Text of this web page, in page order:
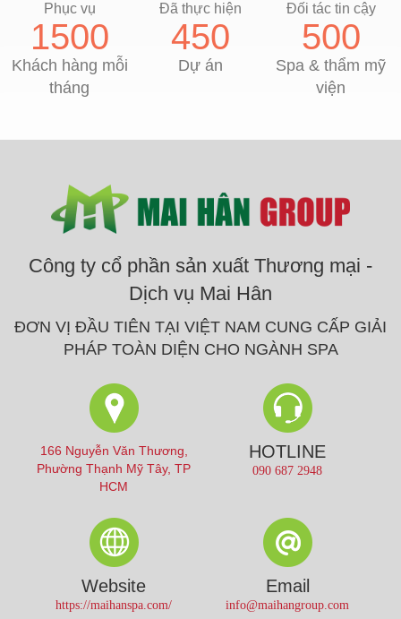
Phục vụ
1500
Khách hàng mỗi
tháng
Đã thực hiện
450
Dự án
Đối tác tin cậy
500
Spa & thẩm mỹ
viện
Công ty cổ phần sản xuất Thương mại -
Dịch vụ Mai Hân
ĐƠN VỊ ĐẦU TIÊN TẠI VIỆT NAM CUNG CẤP GIẢI
PHÁP TOÀN DIỆN CHO NGÀNH SPA
166 Nguyễn Văn Thương,
Phường Thạnh Mỹ Tây, TP
HCM
HOTLINE
090 687 2948
Website
https://maihanspa.com/
Email
info@maihangroup.com